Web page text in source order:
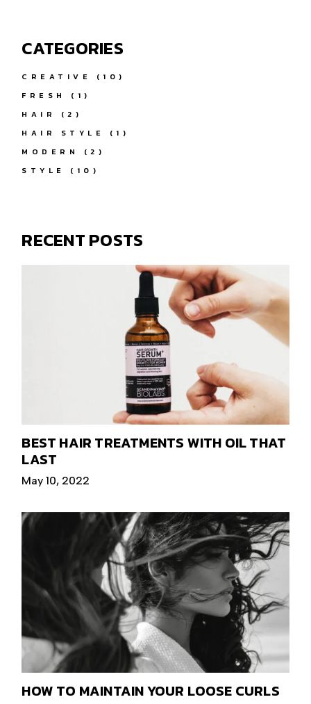
CATEGORIES
CREATIVE
(10)
FRESH
(1)
HAIR
(2)
HAIR STYLE
(1)
MODERN
(2)
STYLE
(10)
RECENT POSTS
BEST HAIR TREATMENTS WITH OIL THAT
LAST
May 10, 2022
HOW TO MAINTAIN YOUR LOOSE CURLS